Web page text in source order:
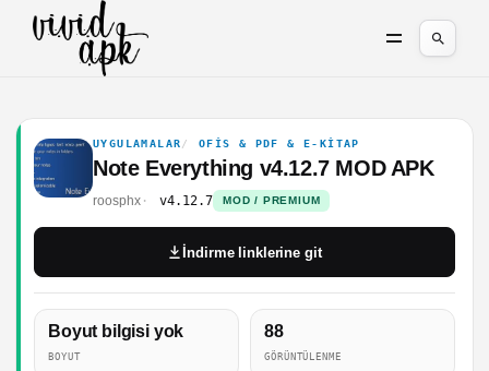
UYGULAMALAR OFIS & PDF & E-KITAP
Note Everything v4.12.7 MOD APK
roosphx v4.12.7 MOD / PREMIUM
Boyut bilgisi yok
BOYUT
88
GÖRÜNTÜLENME
İndirme linklerine git